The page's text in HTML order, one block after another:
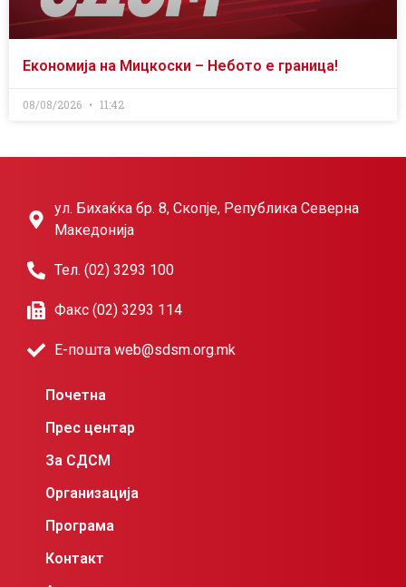
Економија на Мицкоски – Небото е граница!
08/08/2026 11:42
ул. Бихаќка бр. 8, Скопје, Република Северна
Македонија
Тел. (02) 3293 100
Факс (02) 3293 114
Е-пошта web@sdsm.org.mk
Почетна
Прес центар
За СДСМ
Организација
Програма
Контакт